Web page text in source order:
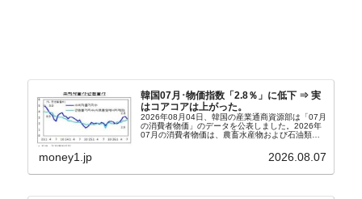
韓国07月･物価指数「2.8％」に低下 ⇒ 実
はコアコアは上がった。
2026年08月04日、韓国の産業通商資源部は「07月
の消費者物価」のデータを公表しました。2026年
07月の消費者物価は、農畜水産物および石油類の
2.8％上昇（06月は3.2％）となり、上昇率は前...
money1.jp 2026.08.07